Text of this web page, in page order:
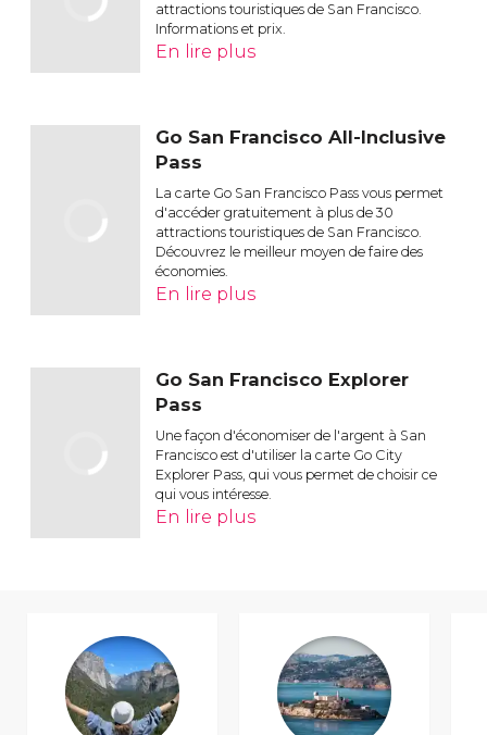
attractions touristiques de San Francisco.
Informations et prix.
En lire plus
Go San Francisco All-Inclusive
Pass
La carte Go San Francisco Pass vous permet
d'accéder gratuitement à plus de 30
attractions touristiques de San Francisco.
Découvrez le meilleur moyen de faire des
économies.
En lire plus
Go San Francisco Explorer
Pass
Une façon d'économiser de l'argent à San
Francisco est d'utiliser la carte Go City
Explorer Pass, qui vous permet de choisir ce
qui vous intéresse.
En lire plus